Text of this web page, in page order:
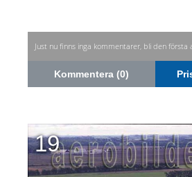
Just nu finns inga kommentarer, bli den
Kommentera (0)
19